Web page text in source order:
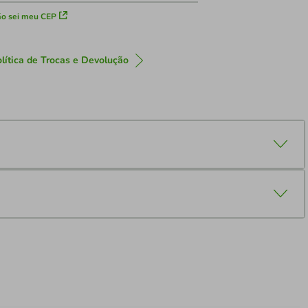
sei meu CEP
de Trocas e Devolução